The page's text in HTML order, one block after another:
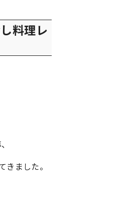
料理レ
ました。